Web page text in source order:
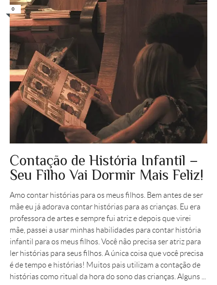
0
Contação de História Infantil –
Seu Filho Vai Dormir Mais Feliz!
Amo contar histórias para os meus filhos. Bem antes de ser
mãe eu já adorava contar histórias para as crianças. Eu era
professora de artes e sempre fui atriz e depois que virei
mãe, passei a usar minhas habilidades para contar história
infantil para os meus filhos. Você não precisa ser atriz para
ler histórias para seus filhos. A única coisa que você precisa
é de tempo e histórias! Muitos pais utilizam a contação de
histórias como ritual da hora do sono das crianças. Alguns ...